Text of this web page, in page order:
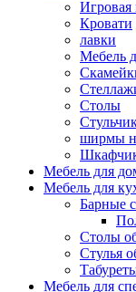
Игровая
Кровати
лавки
Мебель
Столы
ширмы
Мебель для
Мебель для
Барные
Столы
Стулья
Мебель для